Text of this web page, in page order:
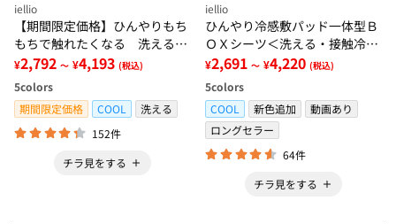
iellio
【期間限定価格】ひんやりもち
もちで触れたくなる 洗えるラ
グ＜低反発・滑りにくい・接触
冷感・防ダニ・カーペット＞
¥2,792 ～ ¥4,193 (税込)
5colors
期間限定価格
COOL
洗える
152件
チラ見をする
iellio
ひんやり冷感敷パッド一体型Ｂ
ＯＸシーツ＜洗える・接触冷
感・抗菌防臭・時短・家事楽・
ボックスシーツ・寝苦しさ対策
＞
¥2,691 ～ ¥4,220 (税込)
5colors
COOL
新色追加
動画あり
ロングセラー
64件
チラ見をする